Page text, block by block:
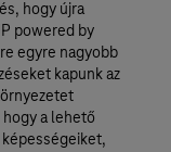
hogy újra
powered by
egyre nagyobb
kapunk az
a lehető